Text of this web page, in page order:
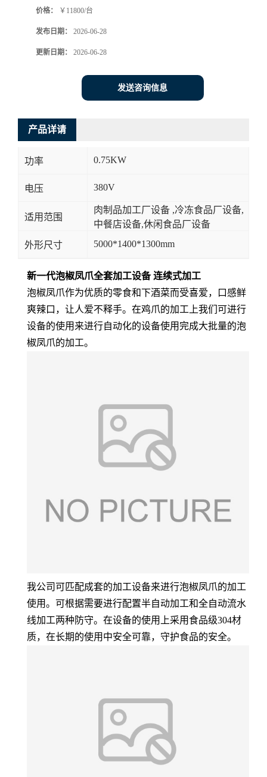
价格： ￥11800/台
发布日期： 2026-06-28
更新日期： 2026-06-28
发送咨询信息
产品详请
功率 0.75KW
电压 380V
适用范围
肉制品加工厂设备 ,冷冻食品厂设备,
中餐店设备,休闲食品厂设备
外形尺寸 5000*1400*1300mm
新一代泡椒凤爪全套加工设备 连续式加工
泡椒凤爪作为优质的零食和下酒菜而受喜爱，口感鲜
爽辣口，让人爱不释手。在鸡爪的加工上我们可进行
设备的使用来进行自动化的设备使用完成大批量的泡
椒凤爪的加工。
我公司可匹配成套的加工设备来进行泡椒凤爪的加工
使用。可根据需要进行配置半自动加工和全自动流水
线加工两种防守。在设备的使用上采用食品级304材
质，在长期的使用中安全可靠，守护食品的安全。